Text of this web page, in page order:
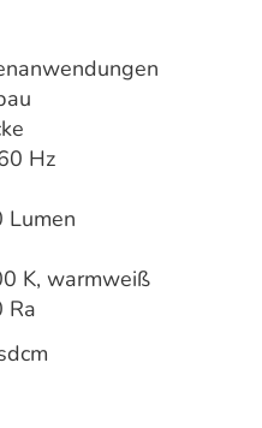
Hz
Lumen
K, warmweiß
Ra